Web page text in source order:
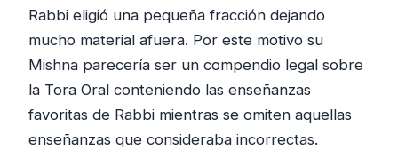
Rabbi eligió una pequeña fracción dejando
mucho material afuera. Por este motivo su
Mishna parecería ser un compendio legal sobre
la Tora Oral conteniendo las enseñanzas
favoritas de Rabbi mientras se omiten aquellas
enseñanzas que consideraba incorrectas.